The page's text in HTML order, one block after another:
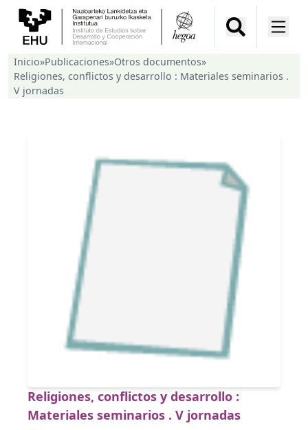
Inicio»Publicaciones»Otros documentos»
Religiones, conflictos y desarrollo : Materiales seminarios .
V jornadas
Religiones, conflictos y desarrollo :
Materiales seminarios . V jornadas